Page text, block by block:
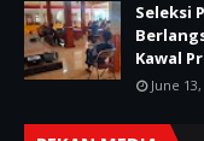
Seleksi
Kawal
June